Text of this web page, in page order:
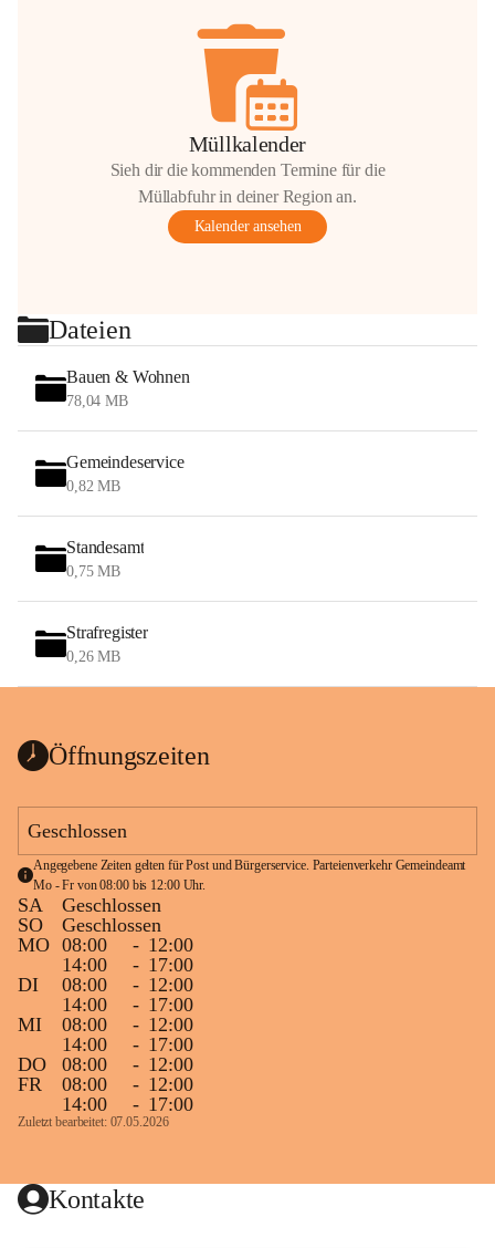
Müllkalender
Sieh dir die kommenden Termine für die
Müllabfuhr in deiner Region an.
Kalender ansehen
Dateien
Bauen & Wohnen
78,04 MB
Gemeindeservice
0,82 MB
Standesamt
0,75 MB
Strafregister
0,26 MB
Öffnungszeiten
Geschlossen
Angegebene Zeiten gelten für Post und Bürgerservice. Parteienverkehr Gemeindeamt
Mo - Fr von 08:00 bis 12:00 Uhr.
SA
Geschlossen
SO
Geschlossen
MO 08:00 - 12:00
14:00
- 17:00
DI
08:00 - 12:00
14:00
- 17:00
MI
08:00 - 12:00
14:00
- 17:00
DO
08:00 - 12:00
FR
08:00 - 12:00
14:00
- 17:00
Zuletzt bearbeitet: 07.05.2026
Kontakte